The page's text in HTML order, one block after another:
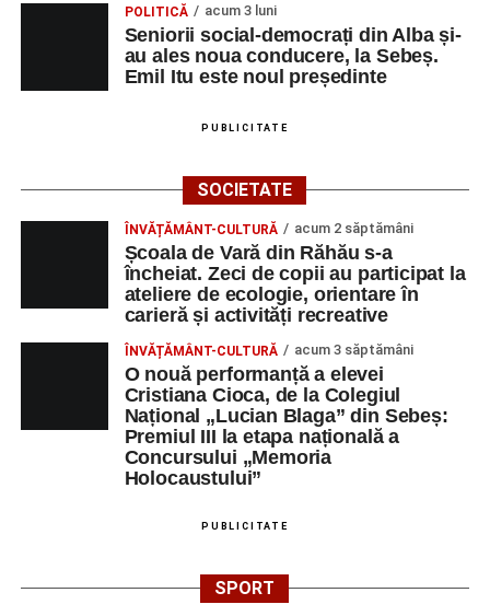
POLITICĂ acum 3 luni
Seniorii social-democrați din Alba și-
au ales noua conducere, la Sebeș.
Emil Itu este noul președinte
PUBLICITATE
SOCIETATE
ÎNVĂȚĂMÂNT-CULTURĂ acum 2 săptămâni
Școala de Vară din Răhău s-a
încheiat. Zeci de copii au participat la
ateliere de ecologie, orientare în
carieră și activități recreative
ÎNVĂȚĂMÂNT-CULTURĂ acum 3 săptămâni
O nouă performanță a elevei
Cristiana Cioca, de la Colegiul
Național „Lucian Blaga” din Sebeș:
Premiul III la etapa națională a
Concursului „Memoria
Holocaustului”
PUBLICITATE
SPORT